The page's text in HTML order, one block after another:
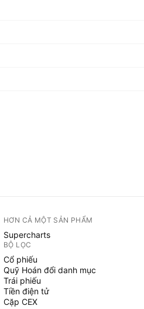
HƠN CẢ MỘT SẢN PHẨM
Supercharts
BỘ LỌC
Cổ phiếu
Quỹ Hoán đổi danh mục
Trái phiếu
Tiền điện tử
Cặp CEX